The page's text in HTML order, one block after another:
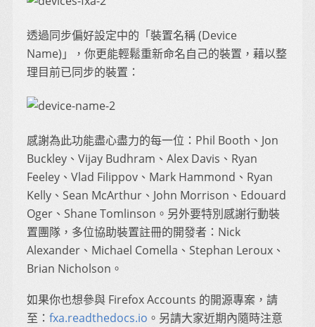
透過同步偏好設定中的「裝置名稱 (Device
Name)」，你更能輕鬆重新命名自己的裝置，藉以整
理目前已同步的裝置：
感謝為此功能盡心盡力的每一位：Phil Booth、Jon
Buckley、Vijay Budhram、Alex Davis、Ryan
Feeley、Vlad Filippov、Mark Hammond、Ryan
Kelly、Sean McArthur、John Morrison、Edouard
Oger、Shane Tomlinson。另外要特別感謝行動裝
置團隊，多位協助裝置註冊的開發者：Nick
Alexander、Michael Comella、Stephan Leroux、
Brian Nicholson。
如果你也想參與 Firefox Accounts 的開源專案，請
至： fxa.readthedocs.io 。另請大家近期內隨時注意